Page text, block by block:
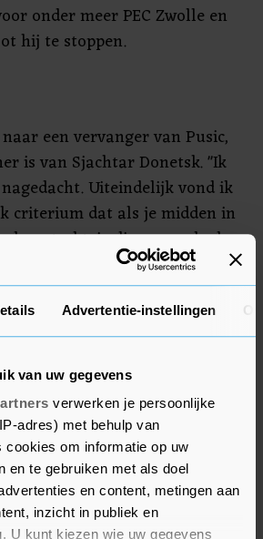
Advertentie-instellingen
van uw gegevens
verwerken je persoonlijke
adres) met behulp van
cookies om informatie op uw
en te gebruiken met als doel
en content, metingen aan
inzicht in publiek en
U kunt kiezen wie uw gegevens
onder meer PEC Zwolle en
hij te stoppen.
een vervanger van Pusic,
is van Sjachtar Donetsk. "Ik
Uiteindelijk vond ik
criterium dat als je midden in
aantrekt, je diegene ook al
midden in een seizoen
moeten leren kennen", liet
de topper tegen
uur).